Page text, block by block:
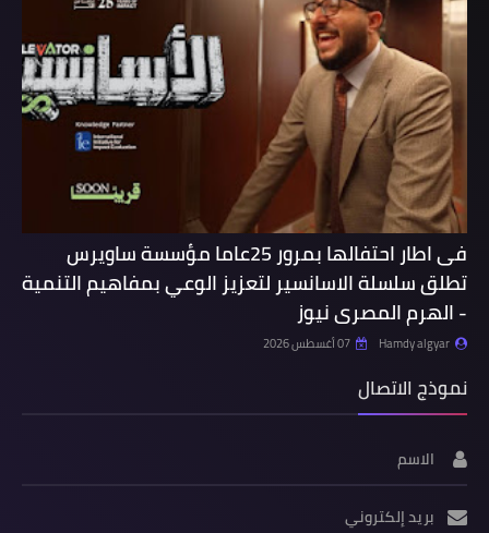
فى اطار احتفالها بمرور 25عاما مؤسسة ساويرس
تطلق سلسلة الاسانسير لتعزيز الوعي بمفاهيم التنمية
- الهرم المصرى نيوز
Hamdy algyar 07 أغسطس 2026
نموذج الاتصال
الاسم
بريد إلكتروني